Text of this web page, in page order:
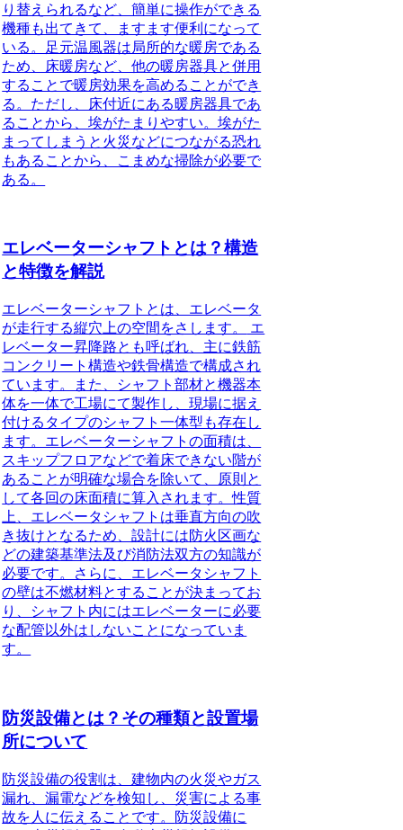
り替えられるなど、簡単に操作ができる
機種も出てきて、ますます便利になって
いる。足元温風器は局所的な暖房である
ため、床暖房など、他の暖房器具と併用
することで暖房効果を高めることができ
る。ただし、床付近にある暖房器具であ
ることから、埃がたまりやすい。埃がた
まってしまうと火災などにつながる恐れ
もあることから、こまめな掃除が必要で
ある。
エレベーターシャフトとは？構造
と特徴を解説
エレベーターシャフトとは、エレベータ
が走行する縦穴上の空間をさします。
エ
レベーター昇降路とも呼ばれ、主に鉄筋
コンクリート構造や鉄骨構造で構成され
ています。また、シャフト部材と機器本
体を一体で工場にて製作し、現場に据え
付けるタイプのシャフト一体型も存在し
ます。エレベーターシャフトの面積は、
スキップフロアなどで着床できない階が
あることが明確な場合を除いて、原則と
して各回の床面積に算入されます。性質
上、エレベータシャフトは垂直方向の吹
き抜けとなるため、設計には防火区画な
どの建築基準法及び消防法双方の知識が
必要です。さらに、 エレベータシャフト
の壁は不燃材料とすることが決まってお
り、シャフト内にはエレベーターに必要
な配管以外はしないことになっていま
す。
防災設備とは？その種類と設置場
所について
防災設備の役割 は、建物内の火災やガス
漏れ、漏電などを検知し、災害による事
故を人に伝えることです。
防災設備に